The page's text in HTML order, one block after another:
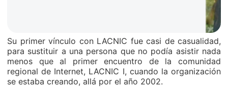
Su primer vínculo con LACNIC fue casi de casualidad,
para sustituir a una persona que no podía asistir nada
menos que al primer encuentro de la comunidad
regional de Internet, LACNIC I, cuando la organización
se estaba creando, allá por el año 2002.